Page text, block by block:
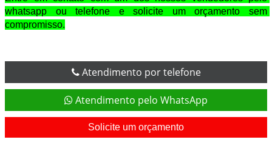
whatsapp ou telefone e solicite um orçamento sem
compromisso.
Atendimento por telefone
Atendimento pelo WhatsApp
Solicite um orçamento